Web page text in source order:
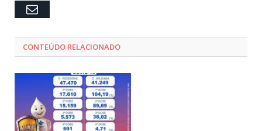
Email
CONTEÚDO RELACIONADO